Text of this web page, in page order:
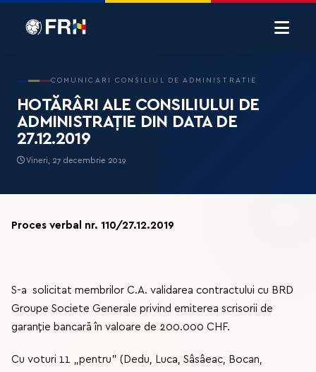
COMUNICARI CONSILIUL DE ADMINISTRATIE
HOTĂRÂRI ALE CONSILIULUI DE
ADMINISTRAȚIE DIN DATA DE
27.12.2019
Vineri, 27 decembrie 2019
Proces verbal nr. 110/27.12.2019
S-a solicitat membrilor C.A. validarea contractului cu BRD
Groupe Societe Generale privind emiterea scrisorii de
garanție bancară în valoare de 200.000 CHF.
Cu voturi 11 „pentru” (Dedu, Luca, Sâsâeac, Bocan,